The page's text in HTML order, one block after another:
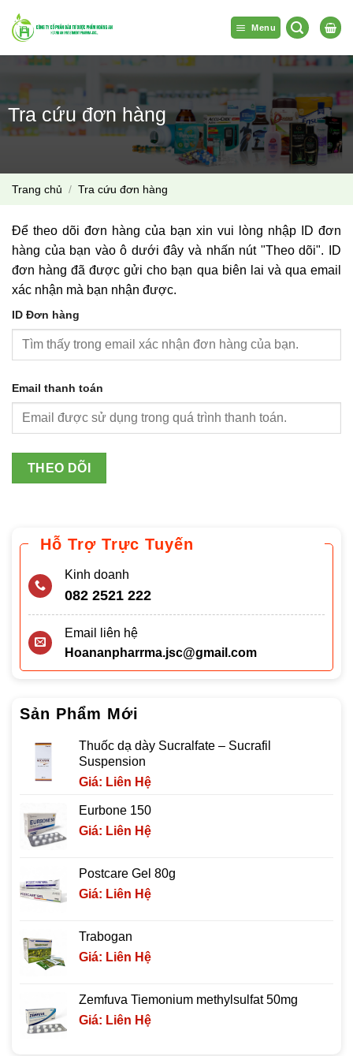
qua
Menu
Tra cứu đơn hàng
Trang chủ / Tra cứu đơn hàng
Để theo dõi đơn hàng của bạn xin vui lòng nhập ID đơn
hàng của bạn vào ô dưới đây và nhấn nút "Theo dõi". ID
đơn hàng đã được gửi cho bạn qua biên lai và qua email
xác nhận mà bạn nhận được.
ID Đơn hàng
Email thanh toán
THEO DÕI
Hỗ Trợ Trực Tuyến
Kinh doanh
082 2521 222
Email liên hệ
Hoananpharrma.jsc@gmail.com
Sản Phẩm Mới
Thuốc dạ dày Sucralfate – Sucrafil
Suspension
Giá: Liên Hệ
Eurbone 150
Giá: Liên Hệ
Postcare Gel 80g
Giá: Liên Hệ
Trabogan
Giá: Liên Hệ
Zemfuva Tiemonium methylsulfat 50mg
Giá: Liên Hệ